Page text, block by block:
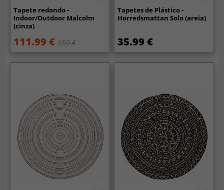
Tapete redondo -
Indoor/Outdoor Malcolm
(cinza)
111.99 € 159 €
Tapetes de Plástico -
Horredsmattan Solo (areia)
35.99 €